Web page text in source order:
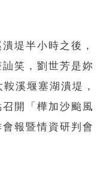
堤半小時之後，
笑，劉世芳是妳
溪堰塞湖潰堤，
開「樺加沙颱風
報暨情資研判會